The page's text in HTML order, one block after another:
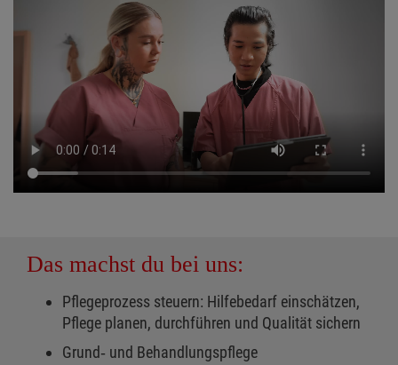
Das machst du bei uns:
Pflegeprozess steuern: Hilfebedarf einschätzen,
Pflege planen, durchführen und Qualität sichern
Grund‑ und Behandlungspflege